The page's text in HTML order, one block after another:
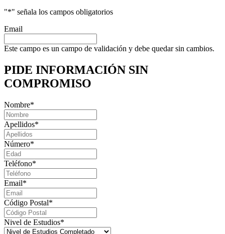
"*" señala los campos obligatorios
Email
Este campo es un campo de validación y debe quedar sin cambios.
PIDE INFORMACIÓN SIN
COMPROMISO
Nombre*
Apellidos*
Número*
Teléfono*
Email*
Código Postal*
Nivel de Estudios*